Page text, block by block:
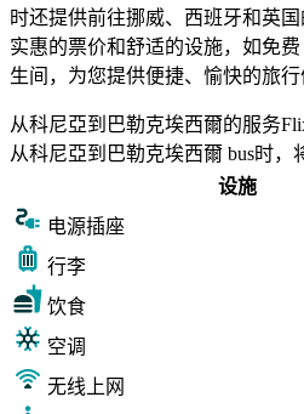
时还提供前往挪威、西班牙和英
实惠的票价和舒适的设施，如免
生间，为您提供便捷、愉快的旅行
从科尼亞到巴勒克埃西爾的服务
从科尼亞到巴勒克埃西爾 bus时，
设施
电源插座
行李
饮食
空调
无线上网